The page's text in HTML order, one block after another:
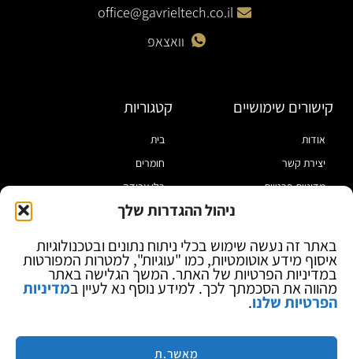
ניהול ההגדרות שלך
באתר זה נעשה שימוש בכלי ניתוח נתונים ובטכנולוגיות
איסוף מידע אוטומטיות, כמו "עוגיות", למטרות המפורטות
במדיניות הפרטיות של האתר. המשך הגלישה באתר
מהווה את הסכמתך לכך. למידע נוסף נא לעיין במדיניות
הפרטיות שלנו.
מאשר.ת
office@gavrieltech.co.il
וואצאפ
קישורים שימושיים
אודות
יצירת קשר
מדיניות פרטיות
בלוג
קטגוריות
בית
חומרים
כלי עבודה
מוצרי הלחמה
ספקי כח ומודדים
ציוד אופטי להגדלה
מותגים